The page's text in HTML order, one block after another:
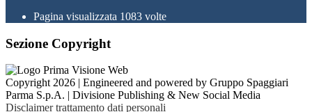
Pagina visualizzata 1083 volte
Sezione Copyright
Copyright 2026 | Engineered and powered by Gruppo Spaggiari
Parma S.p.A. | Divisione Publishing & New Social Media
Disclaimer trattamento dati personali